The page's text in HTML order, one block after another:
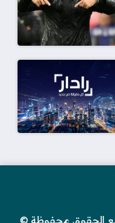
الحقوق محفوظة ©